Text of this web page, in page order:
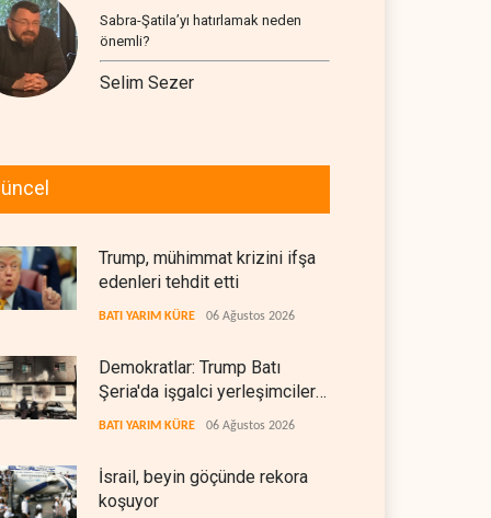
Sabra-Şatila’yı hatırlamak neden
önemli?
Selim Sezer
Trump, mühimmat krizini ifşa
edenleri tehdit etti
BATI YARIM KÜRE 06 Ağustos 2026
Demokratlar: Trump Batı
Şeria'da işgalci yerleşimcilere
cezasızlık sağladı
BATI YARIM KÜRE 06 Ağustos 2026
İsrail, beyin göçünde rekora
koşuyor